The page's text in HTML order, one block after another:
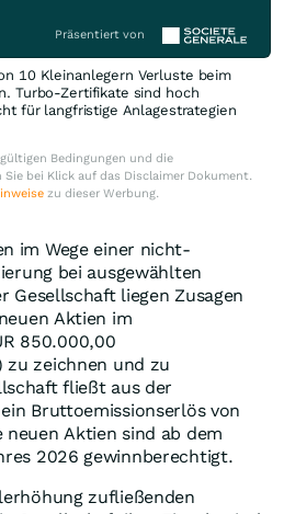
Präsentiert von
10 Kleinanlegern Verluste beim
Turbo-Zertifikate sind hoch
für langfristige Anlagestrategien
Bedingungen und die
bei Klick auf das Disclaimer Dokument.
zu dieser Werbung.
im Wege einer nicht-
bei ausgewählten
Gesellschaft liegen Zusagen
Aktien im
850.000,00
zu zeichnen und zu
fließt aus der
Bruttoemissionserlös von
neuen Aktien sind ab dem
2026 gewinnberechtigt.
zufließenden